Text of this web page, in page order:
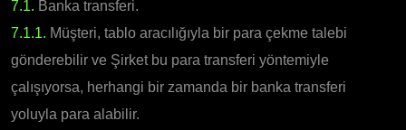
7.1. Banka transferi.
7.1.1. Müşteri, tablo aracılığıyla bir para çekme talebi
gönderebilir ve Şirket bu para transferi yöntemiyle
çalışıyorsa, herhangi bir zamanda bir banka transferi
yoluyla para alabilir.